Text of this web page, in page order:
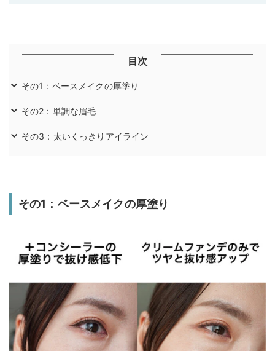
目次
その1：ベースメイクの厚塗り
その2：単調な眉毛
その3：太いくっきりアイライン
その1：ベースメイクの厚塗り